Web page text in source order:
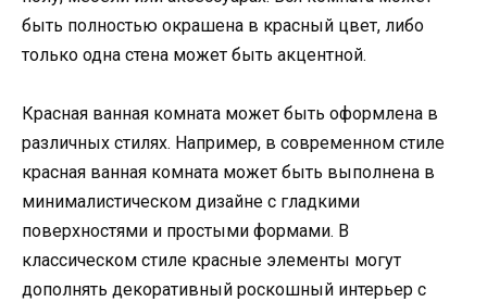
быть полностью окрашена в красный цвет, либо
только одна стена может быть акцентной.
Красная ванная комната может быть оформлена в
различных стилях. Например, в современном стиле
красная ванная комната может быть выполнена в
минималистическом дизайне с гладкими
поверхностями и простыми формами. В
классическом стиле красные элементы могут
дополнять декоративный роскошный интерьер с